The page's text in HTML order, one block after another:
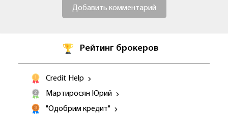
Добавить комментарий
Рейтинг брокеров
Credit Help
Мартиросян Юрий
"Одобрим кредит"